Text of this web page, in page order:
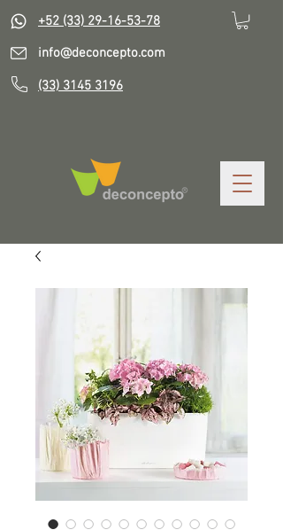
+52 (33) 29-16-53-78
info@deconcepto.com
(33) 3145 3196